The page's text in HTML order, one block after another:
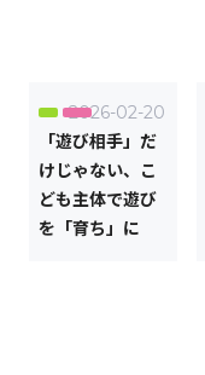
2026-02-20
「遊び相手」だ
けじゃない、こ
ども主体で遊び
を「育ち」に